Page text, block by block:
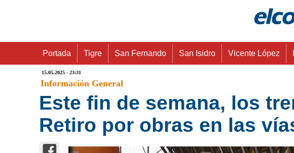
Portada Tigre San Fernando San Isidro Vicente López
15.05.2025 - 23:31
Información General
Este fin de semana, los
Retiro por obras en las